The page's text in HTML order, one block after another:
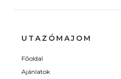
UTAZÓMAJOM
Főoldal
Ajánlatok